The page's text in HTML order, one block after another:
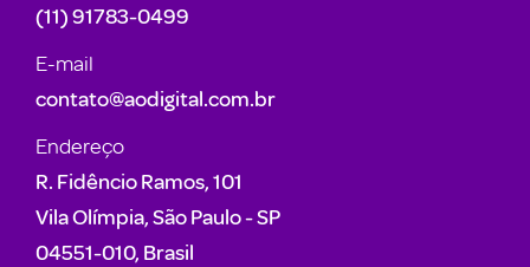
(11) 91783-0499
E-mail
contato@aodigital.com.br
Endereço
R. Fidêncio Ramos, 101
Vila Olímpia, São Paulo - SP
04551-010, Brasil